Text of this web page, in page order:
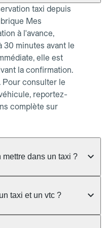
taxi depuis
Mes
à l'avance,
30 minutes avant le
elle est
la confirmation.
Pour consulter le
reportez-
complète sur
dans un taxi ?
jusqu'à 3 bagages
le champ "Message
taxi et un vtc ?